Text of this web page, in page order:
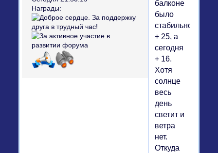
Награды:
балконе
было
стабильно
+ 25, а
сегодня
+ 16.
Хотя
солнце
весь
день
светит и
ветра
нет.
Откуда